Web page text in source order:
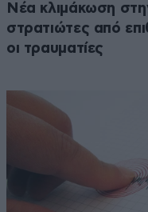
Νέα κλιμάκωση
στρατιώτες από
οι τραυματίες